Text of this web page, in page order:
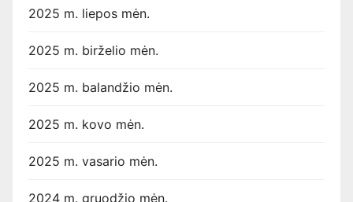
2025 m. liepos mėn.
2025 m. birželio mėn.
2025 m. balandžio mėn.
2025 m. kovo mėn.
2025 m. vasario mėn.
2024 m. gruodžio mėn.